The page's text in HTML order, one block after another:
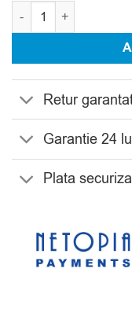
Cantitate Set 6 Cani
Retur
Garantie 24
Plata